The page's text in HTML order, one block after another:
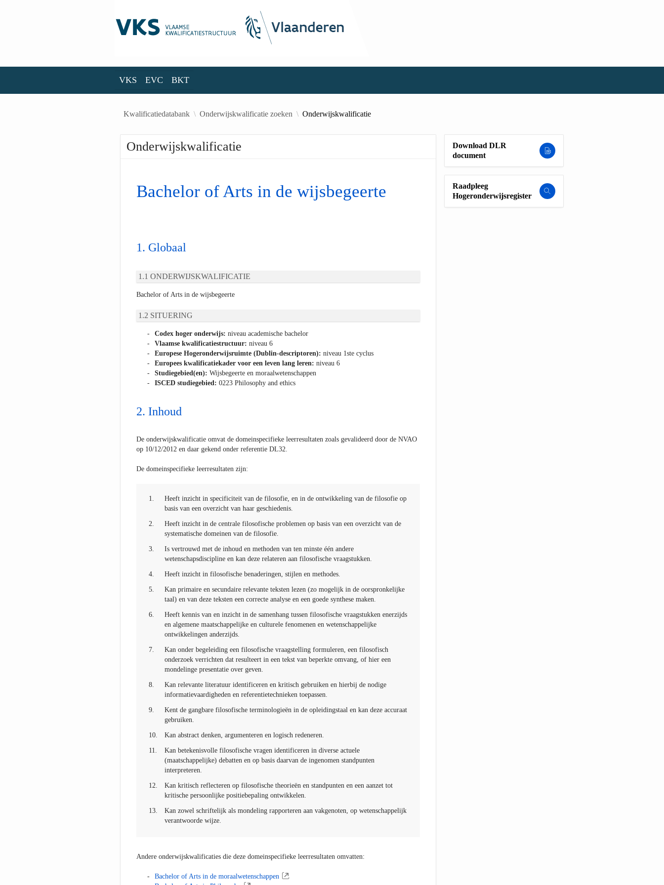
VKS EVC BKT
Kwalificatiedatabank Onderwijskwalificatie zoeken Onderwijskwalificatie
Onderwijskwalificatie
Bachelor of Arts in de wijsbegeerte
Globaal
ONDERWIJSKWALIFICATIE
Bachelor of Arts in de wijsbegeerte
SITUERING
Codex hoger onderwijs: niveau academische bachelor
Vlaamse kwalificatiestructuur: niveau 6
Europese Hogeronderwijsruimte (Dublin-descriptoren): niveau 1ste cyclus
Europees kwalificatiekader voor een leven lang leren: niveau 6
Studiegebied(en): Wijsbegeerte en moraalwetenschappen
ISCED studiegebied: 0223 Philosophy and ethics
Inhoud
De onderwijskwalificatie omvat de domeinspecifieke leerresultaten zoals gevalideerd door de NVAO
op 10/12/2012 en daar gekend onder referentie DL32.
De domeinspecifieke leerresultaten zijn:
1.
Heeft inzicht in specificiteit van de filosofie, en in de ontwikkeling van de filosofie op
basis van een overzicht van haar geschiedenis.
2.
Heeft inzicht in de centrale filosofische problemen op basis van een overzicht van de
systematische domeinen van de filosofie.
3.
Is vertrouwd met de inhoud en methoden van ten minste één andere
wetenschapsdiscipline en kan deze relateren aan filosofische vraagstukken.
4. Heeft inzicht in filosofische benaderingen, stijlen en methodes.
5.
Kan primaire en secundaire relevante teksten lezen (zo mogelijk in de oorspronkelijke
taal) en van deze teksten een correcte analyse en een goede synthese maken.
6.
Heeft kennis van en inzicht in de samenhang tussen filosofische vraagstukken enerzijds
en algemene maatschappelijke en culturele fenomenen en wetenschappelijke
ontwikkelingen anderzijds.
7.
Kan onder begeleiding een filosofische vraagstelling formuleren, een filosofisch
onderzoek verrichten dat resulteert in een tekst van beperkte omvang, of hier een
mondelinge presentatie over geven.
8.
Kan relevante literatuur identificeren en kritisch gebruiken en hierbij de nodige
informatievaardigheden en referentietechnieken toepassen.
9.
Kent de gangbare filosofische terminologieën in de opleidingstaal en kan deze accuraat
gebruiken.
10. Kan abstract denken, argumenteren en logisch redeneren.
11.
Kan betekenisvolle filosofische vragen identificeren in diverse actuele
(maatschappelijke) debatten en op basis daarvan de ingenomen standpunten
interpreteren.
12.
Kan kritisch reflecteren op filosofische theorieën en standpunten en een aanzet tot
kritische persoonlijke positiebepaling ontwikkelen.
13.
Kan zowel schriftelijk als mondeling rapporteren aan vakgenoten, op wetenschappelijk
verantwoorde wijze.
Andere onderwijskwalificaties die deze domeinspecifieke leerresultaten omvatten:
Bachelor of Arts in de moraalwetenschappen
Download DLR
document
Raadpleeg
Hogeronderwijsregister